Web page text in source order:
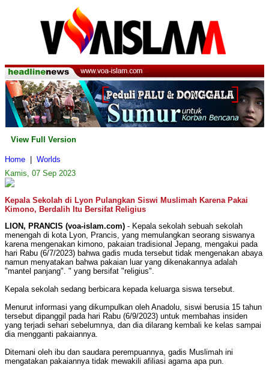
View Full Version
Home
Worlds
Kamis, 07 Sep 2023
Kepala Sekolah di Lyon Pulangkan Siswi Muslimah Karena Pakai
Kimono, Berdalih Itu Bersifat Religius
LION, PRANCIS (voa-islam.com) - Kepala sekolah sebuah sekolah
menengah di kota Lyon, Prancis, yang memulangkan seorang siswanya
karena mengenakan kimono, pakaian tradisional Jepang, mengakui pada
hari Rabu (6/7/2023) bahwa gadis muda tersebut tidak mengenakan abaya
namun menyatakan bahwa pakaian luar yang dikenakannya adalah
"mantel panjang". " yang bersifat "religius".
Kepala sekolah sedang berbicara kepada keluarga siswa tersebut.
Menurut informasi yang dikumpulkan oleh Anadolu, siswi berusia 15 tahun
tersebut dipanggil pada hari Rabu (6/9/2023) untuk membahas insiden
yang terjadi sehari sebelumnya, dan dia dilarang kembali ke kelas sampai
dia mengganti pakaiannya.
Ditemani oleh ibu dan saudara perempuannya, gadis Muslimah ini
mengatakan pakaiannya tidak mewakili afiliasi agama apa pun.